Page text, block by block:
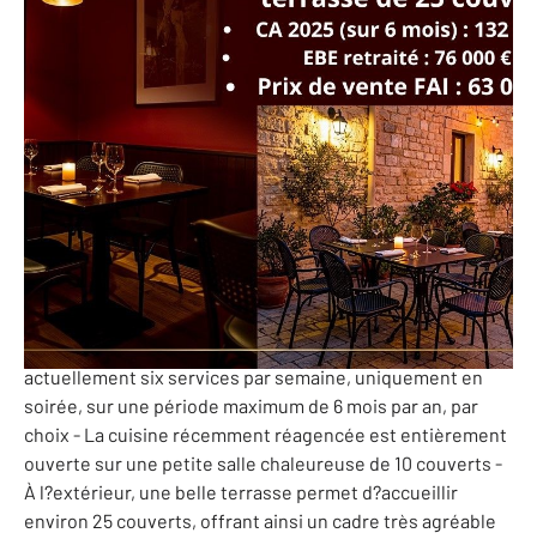
63 000 €
PERF (Potentiel de l'Entreprise et Rentabilité Financière)
: 76 065 €
06 - RESTAURANT / BAR A VINS. Baisse de prix 04/2026!
Charmant petit restaurant de type bistronomique dans un
village très prisé des Alpes Maritimes - Situé au cœur d?un
village touristique, ce joli petit restaurant bistronomique
est tenu par un couple de passionnés et propose
actuellement six services par semaine, uniquement en
soirée, sur une période maximum de 6 mois par an, par
choix - La cuisine récemment réagencée est entièrement
ouverte sur une petite salle chaleureuse de 10 couverts -
À l?extérieur, une belle terrasse permet d?accueillir
environ 25 couverts, offrant ainsi un cadre très agréable